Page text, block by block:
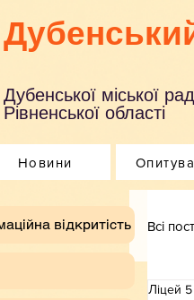
Дубенської міської
Рівненської області
Новини
Всі
Ліцей 5
відкритість